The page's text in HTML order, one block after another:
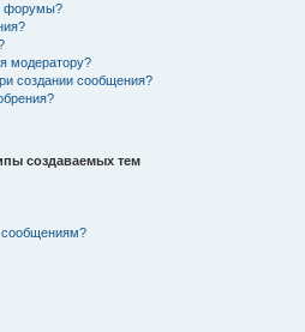
форумы?
модератору?
создании сообщения?
создаваемых тем
сообщениям?